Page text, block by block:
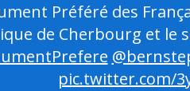
Préféré des
de Cherbourg et le
pic.twitter.com/